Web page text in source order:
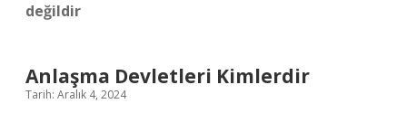
değildir
Anlaşma Devletleri Kimlerdir
Tarih: Aralık 4, 2024